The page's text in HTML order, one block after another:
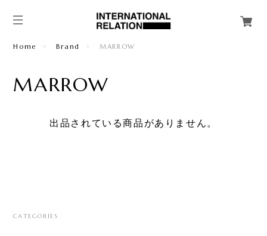
Home Brand MARROW
MARROW
出品されている商品がありません。
CATEGORIES